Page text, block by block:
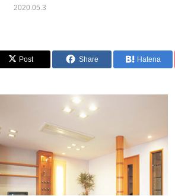
2020.05.3
Post Share Hatena